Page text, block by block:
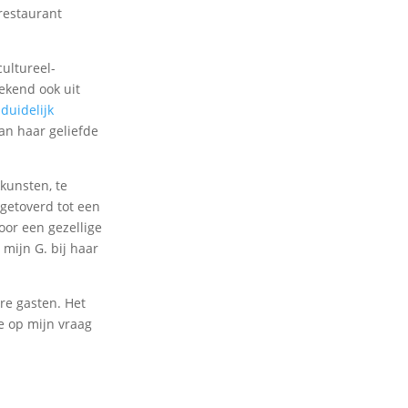
ook uit
haar geliefde
te
tot een
een gezellige
mijn G. bij haar
gasten. Het
op mijn vraag